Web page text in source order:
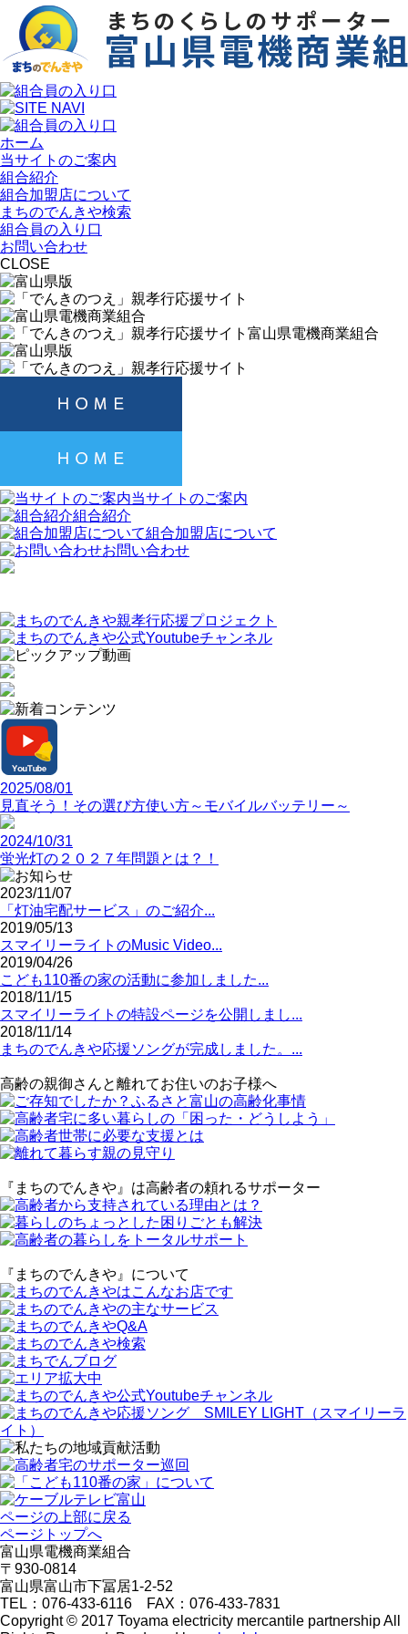
ホーム
当サイトのご案内
組合紹介
組合加盟店について
まちのでんきや検索
組合員の入り口
お問い合わせ
CLOSE
当サイトのご案内
組合紹介
組合加盟店について
お問い合わせ
2025/08/01
見直そう！その選び方使い方～モバイルバッテリー～
2024/10/31
蛍光灯の２０２７年問題とは？！
2023/11/07
「灯油宅配サービス」のご紹介...
2019/05/13
スマイリーライトのMusic Video...
2019/04/26
こども110番の家の活動に参加しました...
2018/11/15
スマイリーライトの特設ページを公開しまし...
2018/11/14
まちのでんきや応援ソングが完成しました。...
高齢の親御さんと離れてお住いのお子様へ
『まちのでんきや』は高齢者の頼れるサポーター
『まちのでんきや』について
ページの上部に戻る
ページトップへ
富山県電機商業組合
〒930-0814
富山県富山市下冨居1-2-52
TEL：076-433-6116 FAX：076-433-7831
Copyright © 2017 Toyama electricity mercantile partnership All